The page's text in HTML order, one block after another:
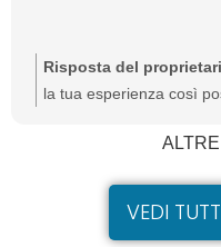
Risposta del
la tua esperienza così
eccellente. Siamo
VEDI